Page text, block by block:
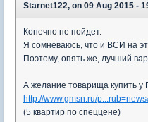
Starnet122, on 09 Aug 2015 -
Конечно не пойдет.
Я сомневаюсь, что и ВСИ на
Поэтому, опять же, лучший
А желание товарища купить
http://www.gmsn.ru/
(5 квартир по спеццене)